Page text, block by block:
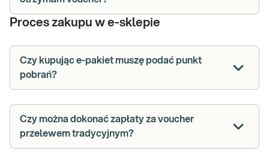
Proces zakupu w e-sklepie
Czy kupując e-pakiet muszę podać punkt
pobrań?
Czy można dokonać zapłaty za voucher
przelewem tradycyjnym?